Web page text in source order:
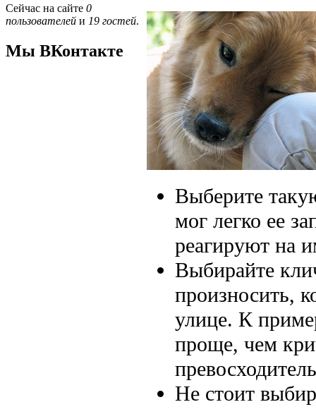
Сейчас на сайте 0
пользователей и 19 гостей.
Мы ВКонтакте
Выберите
мог легко ее
реагируют на
Выбирайте
произносить,
улице. К
проще, чем
Не стоит